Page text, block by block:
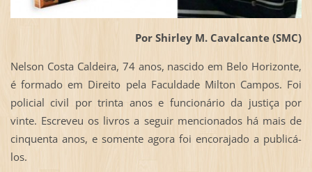
Por Shirley M. Cavalcante (SMC)
Nelson Costa Caldeira, 74 anos, nascido em Belo Horizonte,
é formado em Direito pela Faculdade Milton Campos. Foi
policial civil por trinta anos e funcionário da justiça por
vinte. Escreveu os livros a seguir mencionados há mais de
cinquenta anos, e somente agora foi encorajado a publicá-
los.